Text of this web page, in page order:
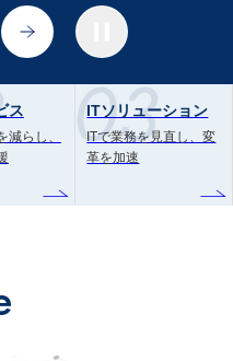
ス
減らし、
03
ITソリューション
ITで業務を見直し、変
革を加速